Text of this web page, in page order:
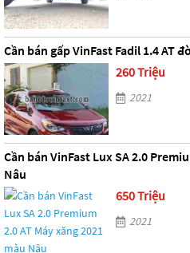
Cần bán gấp VinFast Fadil 1.4 AT
260 Triệu
2021
Cần bán VinFast Lux SA 2.0
Nâu
650 Triệu
2021